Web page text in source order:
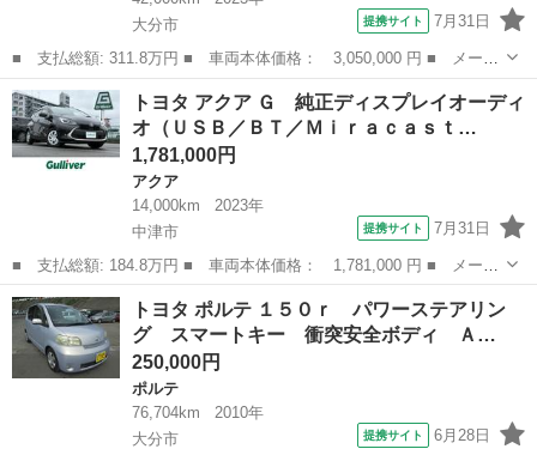
大分市
提携サイト 7月31日
■ 支払総額: 311.8万円 ■ 車両本体価格： 3,050,000 円 ■ メーカ
ー名： トヨタ ■ 車種名： カローラクロス ■ グレード名： ハ
イブリッド Ｚ 純正ナビ（フルセグＴＶ／Ｂｌｕｅｔｏｏｔｈ）レ
ーダーク...
大分 大分市 トヨタ
トヨタ アクア Ｇ 純正ディスプレイオーディ
オ（ＵＳＢ／ＢＴ／Ｍｉｒａｃａｓｔ…
1,781,000円
アクア
14,000km
2023年
中津市
提携サイト 7月31日
■ 支払総額: 184.8万円 ■ 車両本体価格： 1,781,000 円 ■ メーカ
ー名： トヨタ ■ 車種名： アクア ■ グレード名： Ｇ 純正デ
ィスプレイオーディオ（ＵＳＢ／ＢＴ／Ｍｉｒａｃａｓｔ） バック
カメラ ...
大分 中津市 アクア
トヨタ ポルテ １５０ｒ パワーステアリン
グ スマートキー 衝突安全ボディ Ａ…
250,000円
ポルテ
76,704km
2010年
大分市
提携サイト 6月28日